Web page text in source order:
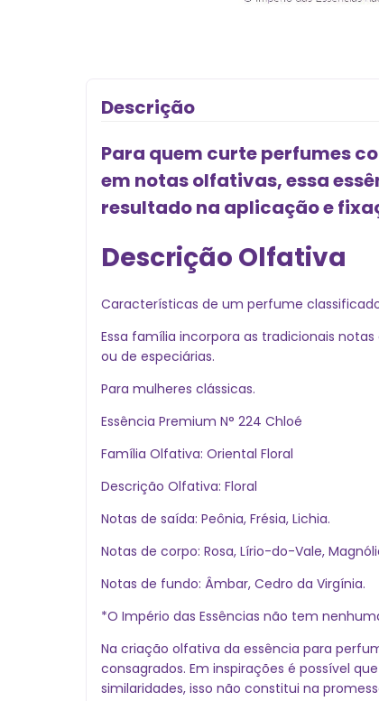
Descrição
Para quem curte perfumes
em notas olfativas, essa
resultado na aplicação e
Descrição Olfativa
Características de um perfume
Essa família incorpora as tradicionais
ou de especiárias.
Para mulheres clássicas.
Essência Premium N° 224 Chloé
Família Olfativa: Oriental Floral
Descrição Olfativa: Floral
Notas de saída: Peônia, Frésia, Lichia.
Notas de corpo: Rosa, Lírio-do-Vale,
Notas de fundo: Âmbar, Cedro da Virgínia.
*O Império das Essências não tem
Na criação olfativa da essência para
consagrados. Em inspirações é possível
similaridades, isso não constitui na